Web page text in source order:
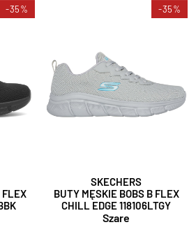
-35%
FLEX
-35%
SKECHERS
BUTY MĘSKIE BOBS B FLEX
CHILL EDGE 118106LTGY
Szare